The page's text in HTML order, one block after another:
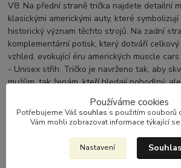
V8: Na přední straně trička najdete detailní
klasickými americkými auty, které
historický význam těchto strojů. Na zadní
komplementární potisk, který dotváří
vzhled, evokující éru amerických muscle
- Unisex střih: Tričko je navrženo tak, aby
mužům, tak ženám, kteří hledají pohodlný,
- Klasický design: Tričko má tradiční střih s
krátkými rukávy, což zaručuje maximální
jako jsou automobilové výstavy nebo srazy a
- Pohodlí a styl na celý den: S kvalitním
Používáme cookies
Potřebujeme Váš souhlas s použitím souborů
Vám mohli zobrazovat informace týkající se
Nastavení